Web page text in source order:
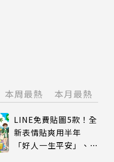
本周最熱 本月最熱
LINE免費貼圖5款！全
新表情貼爽用半年
「好人一生平安」、